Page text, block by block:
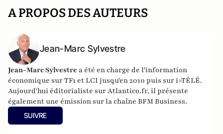
A PROPOS DES AUTEURS
Jean-Marc Sylvestre
Jean-Marc Sylvestre a été en charge de l'information
économique sur TF1 et LCI jusqu'en 2010 puis sur i>TÉLÉ.
Aujourd'hui éditorialiste sur Atlantico.fr, il présente
également une émission sur la chaîne BFM Business.
SUIVRE